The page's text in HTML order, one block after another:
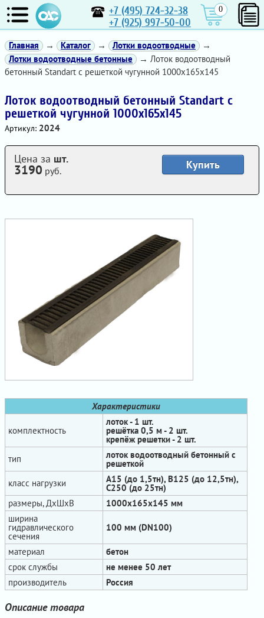
+7 (495) 724-32-38
+7 (925) 997-50-00
0
Главная → Каталог → Лотки водоотводные
→
Лотки водоотводные бетонные
→ Лоток водоотводный
бетонный Standart с решеткой чугунной 1000x165x145
Лоток водоотводный бетонный Standart с
решеткой чугунной 1000x165x145
Артикул: 2024
Характеристики
комплектность
лоток - 1 шт.
решётка 0,5 м - 2 шт.
крепёж решетки - 2 шт.
тип
лоток водоотводный бетонный с
решеткой
класс нагрузки
А15 (до 1,5тн), В125 (до 12,5тн),
С250 (до 25тн)
размеры, ДхШхВ
1000х165x145 мм
ширина
гидравлического
сечения
100 мм (DN100)
материал
бетон
срок службы
не менее 50 лет
производитель
Россия
Купить
Цена за шт.
3190 руб.
Описание товара